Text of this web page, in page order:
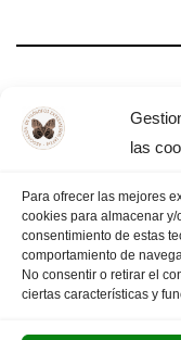
las
Para ofrecer las mejores
cookies para almacenar
consentimiento de estas
comportamiento de
No consentir o retirar el
ciertas características y
El
« PÁGINA
ANTERIOR